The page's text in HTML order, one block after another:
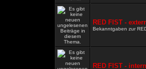
RED FIST -
Bekanntgaben zur
RED FIST - intern